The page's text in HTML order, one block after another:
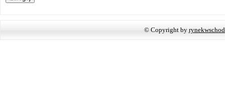
© Copyright by